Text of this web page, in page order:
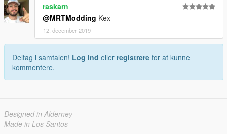
raskarn
@MRTModding Kex
12. december 2019
Deltag i samtalen! Log Ind eller registrere for at kunne
kommentere.
Designed in Alderney
Made in Los Santos